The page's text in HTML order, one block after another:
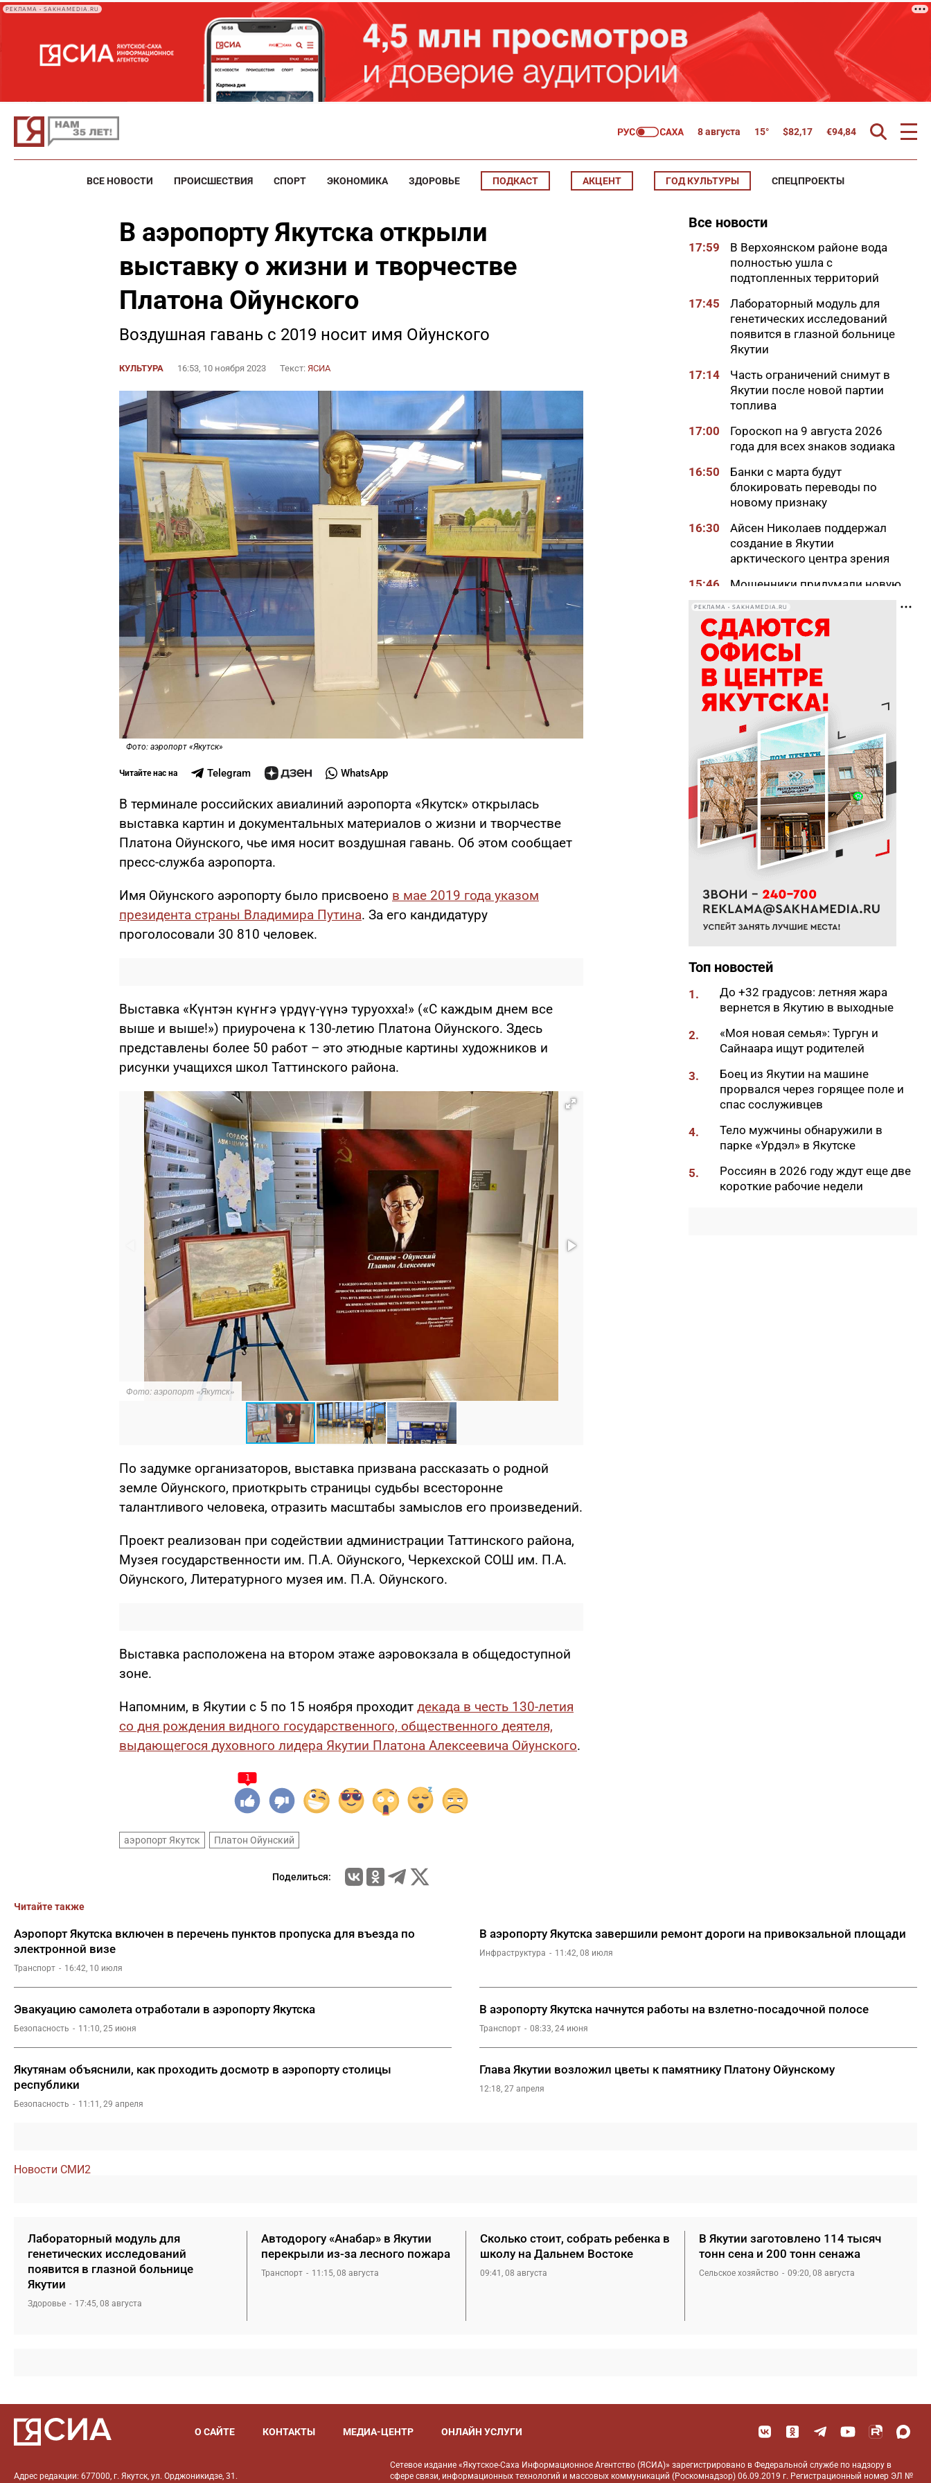
РЕКЛАМА • SAKHAMEDIA.RU
8 августа 15° $82,17 €94,84
ВСЕ НОВОСТИ ПРОИСШЕСТВИЯ СПОРТ ЭКОНОМИКА ЗДОРОВЬЕ ПОДКАСТ АКЦЕНТ ГОД КУЛЬТУРЫ СПЕЦПРОЕКТЫ
В аэропорту Якутска открыли
выставку о жизни и творчестве
Платона Ойунского
Воздушная гавань с 2019 носит имя Ойунского
КУЛЬТУРА 16:53, 10 ноября 2023 Текст: ЯСИА
Фото: аэропорт «Якутск»
Читайте нас на Telegram WhatsApp
В терминале российских авиалиний аэропорта «Якутск» открылась
выставка картин и документальных материалов о жизни и творчестве
Платона Ойунского, чье имя носит воздушная гавань. Об этом сообщает
пресс-служба аэропорта.
Имя Ойунского аэропорту было присвоено в мае 2019 года указом
президента страны Владимира Путина. За его кандидатуру
проголосовали 30 810 человек.
Выставка «Күнтэн күҥҥэ үрдүү-үүнэ туруохха!» («С каждым днем все
выше и выше!») приурочена к 130-летию Платона Ойунского. Здесь
представлены более 50 работ – это этюдные картины художников и
рисунки учащихся школ Таттинского района.
Фото: аэропорт «Якутск»
По задумке организаторов, выставка призвана рассказать о родной
земле Ойунского, приоткрыть страницы судьбы всесторонне
талантливого человека, отразить масштабы замыслов его произведений.
Проект реализован при содействии администрации Таттинского района,
Музея государственности им. П.А. Ойунского, Черкехской СОШ им. П.А.
Ойунского, Литературного музея им. П.А. Ойунского.
Выставка расположена на втором этаже аэровокзала в общедоступной
зоне.
Напомним, в Якутии с 5 по 15 ноября проходит декада в честь 130-летия
со дня рождения видного государственного, общественного деятеля,
выдающегося духовного лидера Якутии Платона Алексеевича Ойунского.
1
аэропорт Якутск Платон Ойунский
Поделиться:
Все новости
17:59
В Верхоянском районе вода
полностью ушла с
подтопленных территорий
17:45
Лабораторный модуль для
генетических исследований
появится в глазной больнице
Якутии
17:14
Часть ограничений снимут в
Якутии после новой партии
топлива
17:00
Гороскоп на 9 августа 2026
года для всех знаков зодиака
16:50
Банки с марта будут
блокировать переводы по
новому признаку
16:30
Айсен Николаев поддержал
создание в Якутии
арктического центра зрения
15:46
Мошенники придумали новую
«экстрасенсами»
15:39
Приметы на 9 августа 2026
года: как провести день
Пантелеймона
15:29
К Земле приближается
потенциально опасный
астероид
14:41
В трех районах Якутии
прогнозируют сильные дожди
13:32
В Якутии за сутки потушили
десять лесных пожаров
12:52
Гороскоп на неделю с 10 по 16
августа 2026 года
якутян с Всероссийским днем
физкультурника
11:50
Образование сквозь года: как
полпути
11:35
Российские школьники будут
учиться по новой программе
11:15
Автодорогу «Анабар» в Якутии
перекрыли из-за лесного
пожара
10:56
Новая платформа ЕР поможет
ветеранам СВО найти работу
10:22
В Усть-Майском районе
ликвидировали лесной пожар
на 13 гектарах
10:01
Якутяне рассказали, что
считают главным подарком в
РЕКЛАМА • SAKHAMEDIA.RU
Топ новостей
1.
До +32 градусов: летняя жара
вернется в Якутию в выходные
2.
«Моя новая семья»: Тургун и
Сайнаара ищут родителей
3.
Боец из Якутии на машине
прорвался через горящее поле и
спас сослуживцев
4.
Тело мужчины обнаружили в
парке «Урдэл» в Якутске
5.
Россиян в 2026 году ждут еще две
короткие рабочие недели
Читайте также
Аэропорт Якутска включен в перечень пунктов пропуска для въезда по
электронной визе
Транспорт 16:42, 10 июля
В аэропорту Якутска завершили ремонт дороги на привокзальной площади
Инфраструктура 11:42, 08 июля
Эвакуацию самолета отработали в аэропорту Якутска
Безопасность 11:10, 25 июня
В аэропорту Якутска начнутся работы на взлетно-посадочной полосе
Транспорт 08:33, 24 июня
Якутянам объяснили, как проходить досмотр в аэропорту столицы
республики
Безопасность 11:11, 29 апреля
Глава Якутии возложил цветы к памятнику Платону Ойунскому
12:18, 27 апреля
Новости СМИ2
Лабораторный модуль для
генетических исследований
появится в глазной больнице
Якутии
Здоровье 17:45, 08 августа
Автодорогу «Анабар» в Якутии
перекрыли из-за лесного пожара
Транспорт 11:15, 08 августа
Сколько стоит, собрать ребенка в
школу на Дальнем Востоке
09:41, 08 августа
В Якутии заготовлено 114 тысяч
тонн сена и 200 тонн сенажа
Сельское хозяйство 09:20, 08 августа
О САЙТЕ КОНТАКТЫ МЕДИА-ЦЕНТР ОНЛАЙН УСЛУГИ
Адрес редакции: 677000, г. Якутск, ул. Орджоникидзе, 31.
Сетевое издание «Якутское-Саха Информационное Агентство (ЯСИА)» зарегистрировано в Федеральной службе по надзору в
сфере связи, информационных технологий и массовых коммуникаций (Роскомнадзор) 06.09.2019 г. Регистрационный номер ЭЛ №